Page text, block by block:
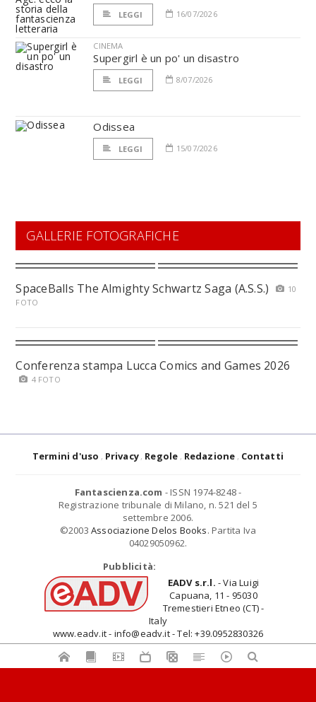
LEGGI 16/07/2026
CINEMA
Supergirl è un po' un disastro
LEGGI 8/07/2026
Odissea
LEGGI 15/07/2026
GALLERIE FOTOGRAFICHE
SpaceBalls The Almighty Schwartz Saga (A.S.S.)
10
FOTO
Conferenza stampa Lucca Comics and Games 2026
4 FOTO
Termini d'uso Privacy Regole Redazione Contatti
Fantascienza.com - ISSN 1974-8248 -
Registrazione tribunale di Milano, n. 521 del 5
settembre 2006.
©2003 Associazione Delos Books. Partita Iva
04029050962.
Pubblicità:
EADV s.r.l. - Via Luigi
Capuana, 11 - 95030
Tremestieri Etneo (CT) -
Italy
www.eadv.it - info@eadv.it - Tel: +39.0952830326